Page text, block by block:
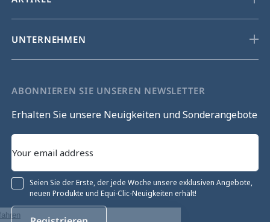
Ohne Einwilligung fortfahren
UNTERNEHMEN
ABONNIEREN SIE UNSEREN NEWSLETTER
Erhalten Sie unsere Neuigkeiten und Sonderangebote
Seien Sie der Erste, der jede Woche unsere exklusiven Angebote,
neuen Produkte und Equi-Clic-Neuigkeiten erhält!